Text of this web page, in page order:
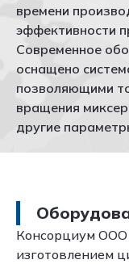
времени
эффективности
Современное
оснащено
позволяющими
вращения
другие
Консорциум ООО
изготовлением
Емкостное
устройством